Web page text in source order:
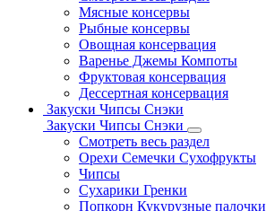
Мясные консервы
Рыбные консервы
Овощная консервация
Варенье Джемы Компоты
Фруктовая консервация
Дессертная консервация
Закуски Чипсы Снэки
Закуски Чипсы Снэки
Смотреть весь раздел
Орехи Семечки Сухофрукты
Чипсы
Сухарики Гренки
Попкорн Кукурузные палочки